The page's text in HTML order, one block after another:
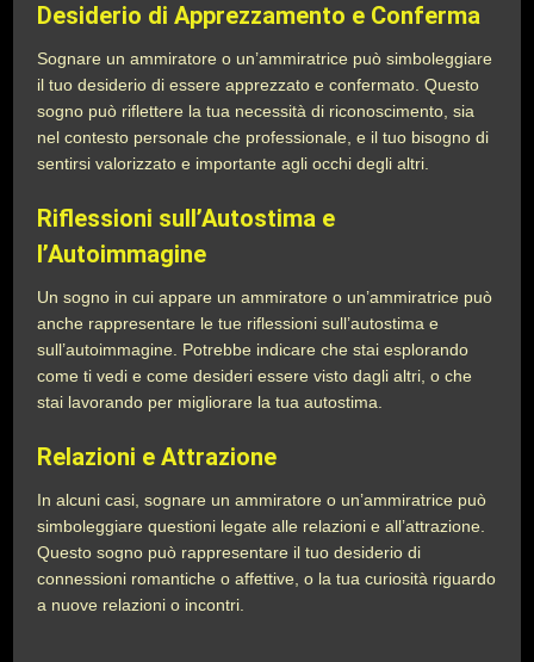
Desiderio di Apprezzamento e Conferma
Sognare un ammiratore o un’ammiratrice può simboleggiare
il tuo desiderio di essere apprezzato e confermato. Questo
sogno può riflettere la tua necessità di riconoscimento, sia
nel contesto personale che professionale, e il tuo bisogno di
sentirsi valorizzato e importante agli occhi degli altri.
Riflessioni sull’Autostima e
l’Autoimmagine
Un sogno in cui appare un ammiratore o un’ammiratrice può
anche rappresentare le tue riflessioni sull’autostima e
sull’autoimmagine. Potrebbe indicare che stai esplorando
come ti vedi e come desideri essere visto dagli altri, o che
stai lavorando per migliorare la tua autostima.
Relazioni e Attrazione
In alcuni casi, sognare un ammiratore o un’ammiratrice può
simboleggiare questioni legate alle relazioni e all’attrazione.
Questo sogno può rappresentare il tuo desiderio di
connessioni romantiche o affettive, o la tua curiosità riguardo
a nuove relazioni o incontri.